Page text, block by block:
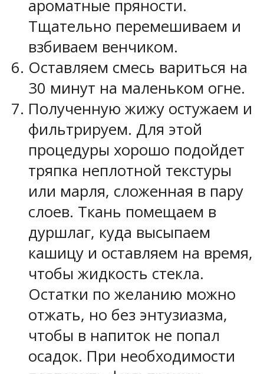
ароматные пряности.
Тщательно перемешиваем и
взбиваем венчиком.
Оставляем смесь вариться на
30 минут на маленьком огне.
Полученную жижу остужаем и
фильтрируем. Для этой
процедуры хорошо подойдет
тряпка неплотной текстуры
или марля, сложенная в пару
слоев. Ткань помещаем в
дуршлаг, куда высыпаем
кашицу и оставляем на время,
чтобы жидкость стекла.
Остатки по желанию можно
отжать, но без энтузиазма,
чтобы в напиток не попал
осадок. При необходимости